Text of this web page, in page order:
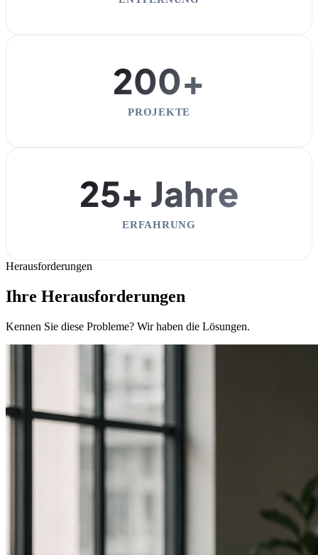
200+
PROJEKTE
25+ Jahre
ERFAHRUNG
Herausforderungen
Ihre Herausforderungen
Kennen Sie diese Probleme? Wir haben die Lösungen.